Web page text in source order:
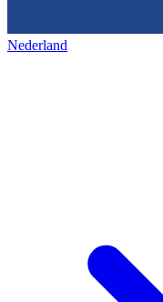
Nederland